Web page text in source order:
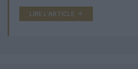
LIRE L'ARTICLE